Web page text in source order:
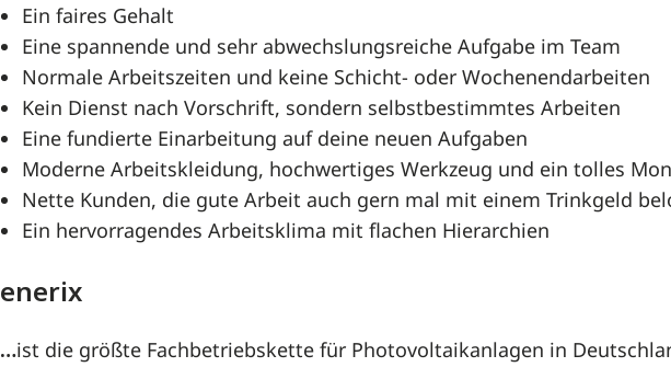
Ein faires Gehalt
Eine spannende und sehr abwechslungsreiche Aufgabe im Team
Normale Arbeitszeiten und keine Schicht- oder Wochenendarbeiten
Kein Dienst nach Vorschrift, sondern selbstbestimmtes Arbeiten
Eine fundierte Einarbeitung auf deine neuen Aufgaben
Moderne Arbeitskleidung, hochwertiges Werkzeug und ein tolles
Nette Kunden, die gute Arbeit auch gern mal mit einem Trinkgeld
Ein hervorragendes Arbeitsklima mit flachen Hierarchien
enerix
…ist die größte Fachbetriebskette für Photovoltaikanlagen in